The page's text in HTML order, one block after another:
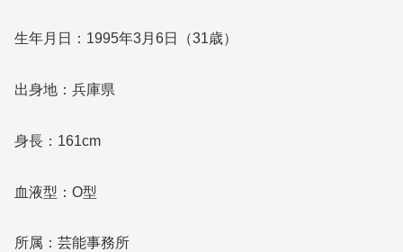
生年月日：1995年3月6日（31歳）
出身地：兵庫県
身長：161cm
血液型：O型
所属：芸能事務所